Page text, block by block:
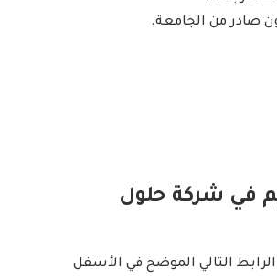
في شركة حلول
التالي الموضح في الأسفل